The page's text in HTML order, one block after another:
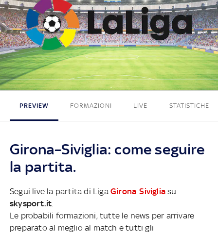
5 - 1
PREVIEW FORMAZIONI LIVE STATISTICHE
Girona–Siviglia: come seguire
la partita.
Segui live la partita di Liga Girona-Siviglia su
skysport.it
Le probabili formazioni, tutte le news per arrivare
preparato al meglio al match e tutti gli